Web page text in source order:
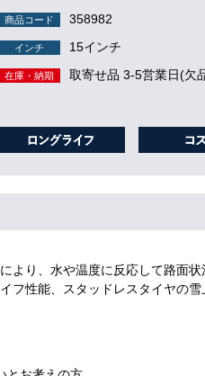
商品コード 358982
インチ 15インチ
在庫・納期 取寄せ品 3-5営業日(欠
より、水や温度に反応して路面
フ性能、スタッドレスタイヤの